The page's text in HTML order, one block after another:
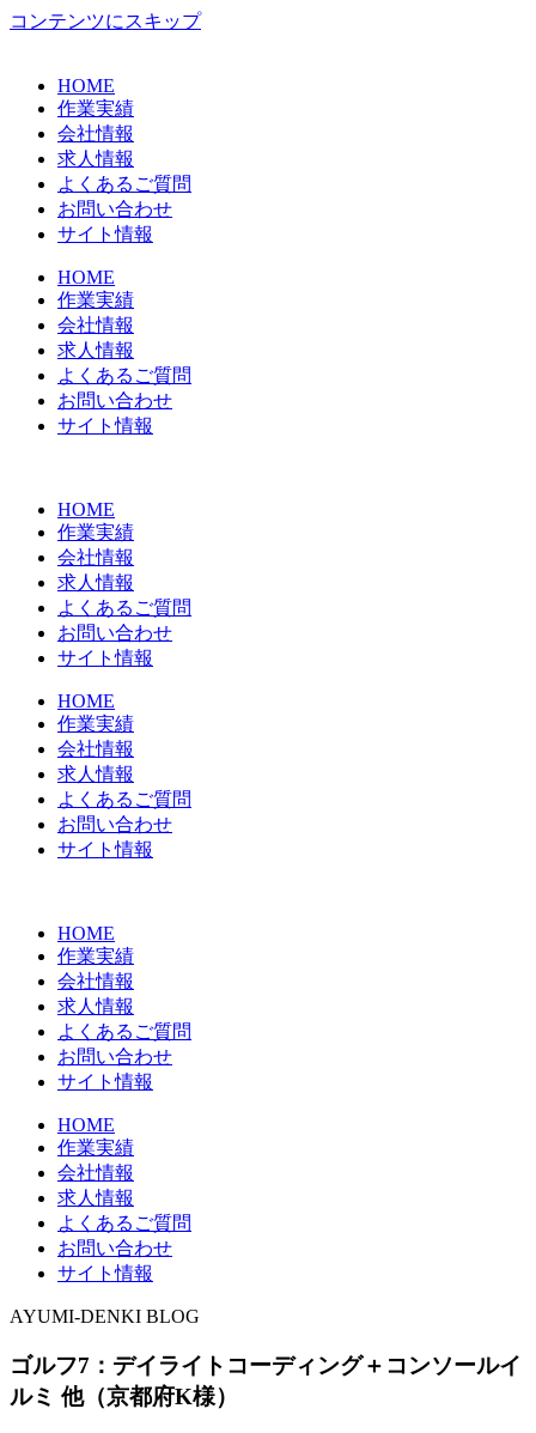
コンテンツにスキップ
HOME
作業実績
会社情報
求人情報
よくあるご質問
お問い合わせ
サイト情報
HOME
作業実績
会社情報
求人情報
よくあるご質問
お問い合わせ
サイト情報
HOME
作業実績
会社情報
求人情報
よくあるご質問
お問い合わせ
サイト情報
HOME
作業実績
会社情報
求人情報
よくあるご質問
お問い合わせ
サイト情報
HOME
作業実績
会社情報
求人情報
よくあるご質問
お問い合わせ
サイト情報
HOME
作業実績
会社情報
求人情報
よくあるご質問
お問い合わせ
サイト情報
AYUMI-DENKI BLOG
ゴルフ7：デイライトコーディング＋コンソールイ
ルミ 他（京都府K様）